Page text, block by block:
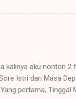
nantinya.
apa sih arti
indah tapi dalam
kalinya aku nonton
Istri dari Masa
pertama, Tinggal